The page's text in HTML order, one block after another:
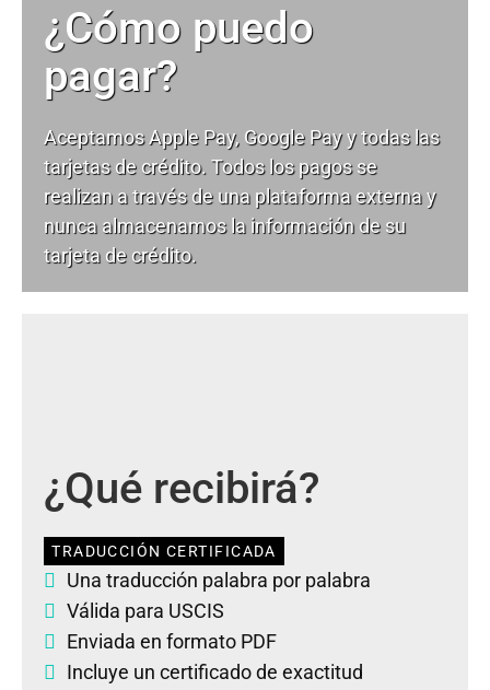
¿Cómo puedo
pagar?
Aceptamos Apple Pay, Google Pay y todas las
tarjetas de crédito. Todos los pagos se
realizan a través de una plataforma externa y
nunca almacenamos la información de su
tarjeta de crédito.
¿Qué recibirá?
TRADUCCIÓN CERTIFICADA
Una traducción palabra por palabra
Válida para USCIS
Enviada en formato PDF
Incluye un certificado de exactitud